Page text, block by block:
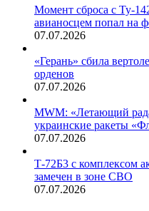
Момент сброса с Ту-
авианосцем попал на
07.07.2026
«Герань» сбила
орденов
07.07.2026
MWM: «Летающий
украинские ракеты
07.07.2026
Т-72Б3 с комплексом
замечен в зоне СВО
07.07.2026